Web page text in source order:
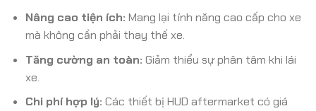
Nâng cao tiện ích: Mang lại tính năng cao cấp cho xe
mà không cần phải thay thế xe.
Tăng cường an toàn: Giảm thiểu sự phân tâm khi lái
xe.
Chi phí hợp lý: Các thiết bị HUD aftermarket có giá